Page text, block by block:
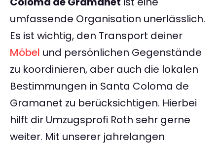
umfassende Organisation unerlässlich.
Es ist wichtig, den Transport deiner
Möbel und persönlichen Gegenstände
zu koordinieren, aber auch die lokalen
Bestimmungen in Santa Coloma de
Gramanet zu berücksichtigen. Hierbei
hilft dir Umzugsprofi Roth sehr gerne
weiter. Mit unserer jahrelangen